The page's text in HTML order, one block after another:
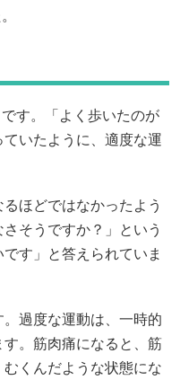
す。「よく歩いたのが
いたように、適度な運
ほどではなかったよう
そうですか？」という
す」と答えられていま
過度な運動は、一時的
。筋肉痛になると、筋
くんだような状態にな